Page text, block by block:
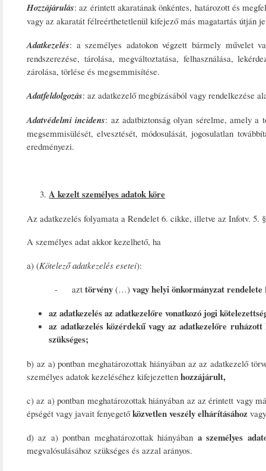
Hozzájárulás: az érintett akaratának önkéntes, határozott és
vagy az akaratát félreérthetetlenül kifejező más magatartás útján
Adatkezelés: a személyes adatokon végzett bármely művelet
rendszerezése, tárolása, megváltoztatása, felhasználása,
zárolása, törlése és megsemmisítése.
Adatfeldolgozás: az adatkezelő megbízásából vagy rendelkezése
Adatvédelmi incidens: az adatbiztonság olyan sérelme, amely a
megsemmisülését, elvesztését, módosulását, jogosulatlan
eredményezi.
A kezelt személyes adatok köre
Az adatkezelés folyamata a Rendelet 6. cikke, illetve az Infotv. 5.
A személyes adat akkor kezelhető, ha
a) (Kötelező adatkezelés esetei):
- azt törvény (…) vagy helyi önkormányzat rendelete
az adatkezelés az adatkezelőre vonatkozó jogi
az adatkezelés közérdekű vagy az adatkezelőre
szükséges;
b) az a) pontban meghatározottak hiányában az az adatkezelő
személyes adatok kezeléséhez kifejezetten hozzájárult,
c) az a) pontban meghatározottak hiányában az az érintett vagy
épségét vagy javait fenyegetőközvetlen veszély elhárításához
d) az a) pontban meghatározottak hiányában a személyes
megvalósulásához szükséges és azzal arányos.